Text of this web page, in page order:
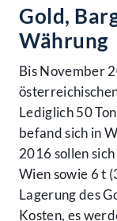
Gold,
Währung
Bis November
Lediglich 50
befand sich in
2016 sollen
Wien sowie 6 t
Lagerung des
Kosten, es